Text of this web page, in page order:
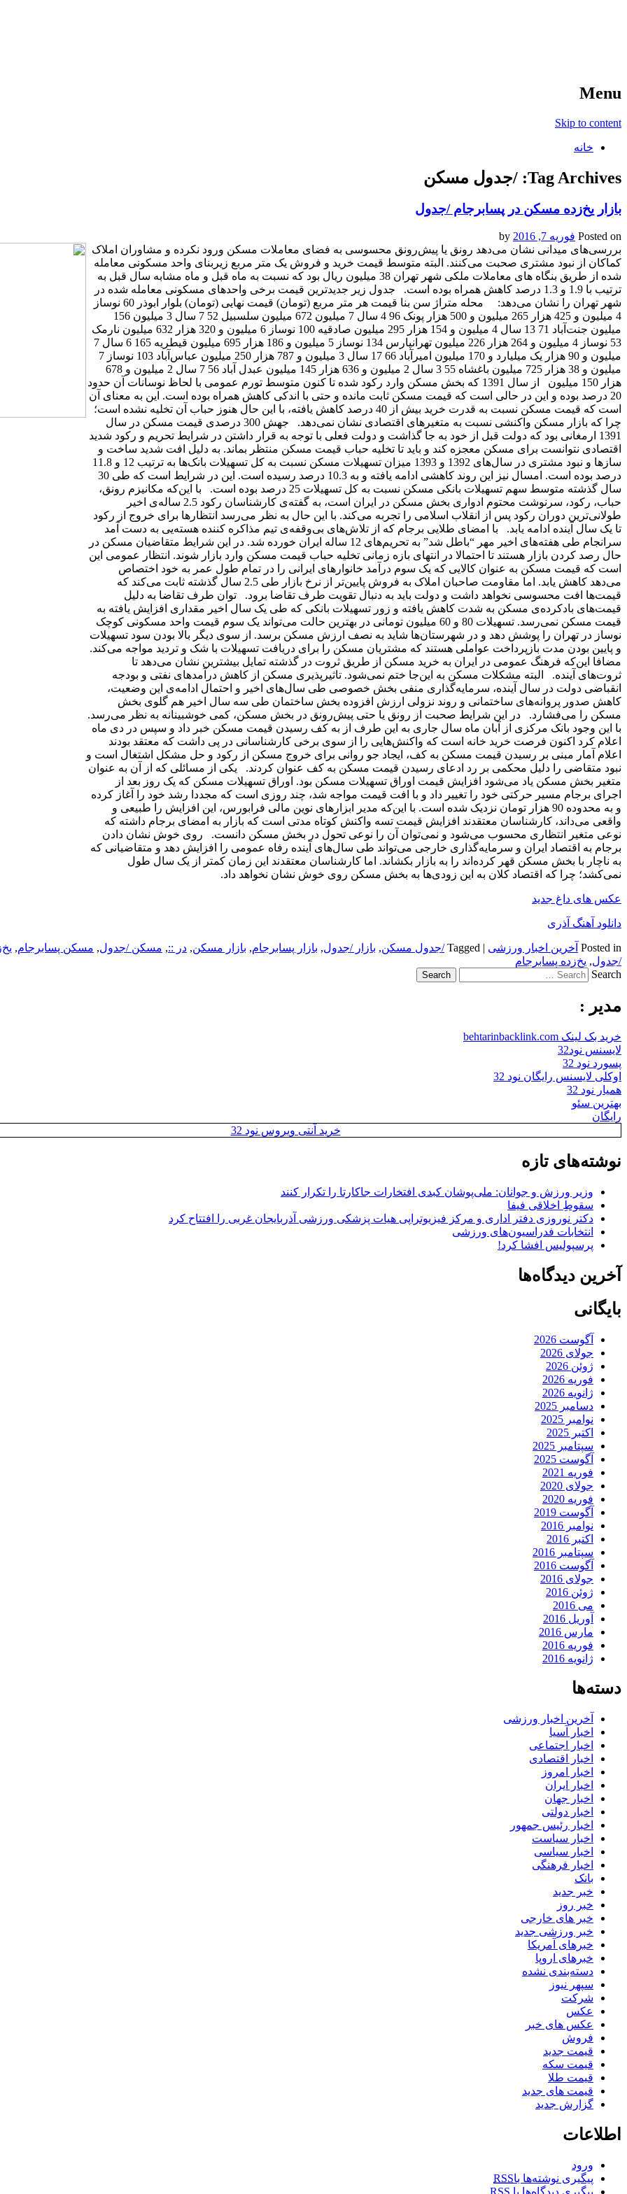
Menu
Skip to content
خانه
Tag Archives: /جدول مسکن
بازار یخ‌زده مسکن در پسابرجام /جدول
Posted on فوریه 7, 2016
بررسی‌های میدانی نشان می‌دهد رونق یا پیش‌رونق محسوسی به فضای معاملات مسکن ورود نکرده و مشاوران املاک
کماکان از نبود مشتری صحبت می‌کنند. البته متوسط قیمت خرید و فروش یک متر مربع زیربنای واحد مسکونی معامله
شده از طریق بنگاه های معاملات ملکی شهر تهران 38 میلیون ریال بود که نسبت به ماه قبل و ماه مشابه سال قبل به
ترتیب با 1.9 و 1.3 درصد کاهش همراه بوده است. جدول زیر جدیدترین قیمت برخی واحدهای مسکونی معامله شده در
شهر تهران را نشان می‌دهد: محله متراژ سن بنا قیمت هر متر مربع (تومان) قیمت نهایی (تومان) بلوار ابوذر 60 نوساز
4 میلیون و 425 هزار 265 میلیون و 500 هزار پونک 96 4 سال 7 میلیون 672 میلیون سلسبیل 52 7 سال 3 میلیون 156
میلیون جنت‌آباد 71 13 سال 4 میلیون و 154 هزار 295 میلیون صادقیه 100 نوساز 6 میلیون و 320 هزار 632 میلیون نارمک
53 نوساز 4 میلیون و 264 هزار 226 میلیون تهرانپارس 134 نوساز 5 میلیون و 186 هزار 695 میلیون قیطریه 165 6 سال 7
میلیون و 90 هزار یک میلیارد و 170 میلیون امیرآباد 66 17 سال 3 میلیون و 787 هزار 250 میلیون عباس‌آباد 103 نوساز 7
میلیون و 38 هزار 725 میلیون باغشاه 55 3 سال 2 میلیون و 636 هزار 145 میلیون عبدل آباد 56 7 سال 2 میلیون و 678
هزار 150 میلیون از سال 1391 که بخش مسکن وارد رکود شده تا کنون متوسط تورم عمومی با لحاظ نوسانات آن حدود
20 درصد بوده و این در حالی است که قیمت مسکن ثابت مانده و حتی با اندکی کاهش همراه بوده است. این به معنای آن
است که قیمت مسکن نسبت به قدرت خرید بیش از 40 درصد کاهش یافته، با این حال هنوز حباب آن تخلیه نشده است؛
چرا که بازار مسکن واکنشی نسبت به متغیرهای اقتصادی نشان نمی‌دهد. جهش 300 درصدی قیمت مسکن در سال
1391 ارمغانی بود که دولت قبل از خود به جا گذاشت و دولت فعلی با توجه به قرار داشتن در شرایط تحریم و رکود شدید
اقتصادی نتوانست برای مسکن معجزه کند و باید تا تخلیه حباب قیمت مسکن منتظر بماند. به دلیل افت شدید ساخت و
سازها و نبود مشتری در سال‌های 1392 و 1393 میزان تسهیلات مسکن نسبت به کل تسهیلات بانک‌ها به ترتیب 12 و 11.8
درصد بوده است. امسال نیز این روند کاهشی ادامه یافته و به 10.3 درصد رسیده است. این در شرایط است که طی 30
سال گذشته متوسط سهم تسهیلات بانکی مسکن نسبت به کل تسهیلات 25 درصد بوده است. با این‌که مکانیزم رونق،
حباب، رکود، سرنوشت محتوم ادواری بخش مسکن در ایران است، به گفته‌ی کارشناسان رکود 2.5 ساله‌ی اخیر
طولانی‌ترین دوران رکود پس از انقلاب اسلامی را تجربه می‌کند. با این حال به نظر می‌رسد انتظارها برای خروج از رکود
تا یک سال آینده ادامه یابد. با امضای طلایی برجام که از تلاش‌های بی‌وقفه‌ی تیم مذاکره کننده هسته‌یی به دست آمد
سرانجام طی هفته‌های اخیر مهر “باطل شد” به تحریم‌های 12 ساله ایران خورده شد. در این شرایط متقاضیان مسکن در
حال رصد کردن بازار هستند تا احتمالا در انتهای بازه زمانی تخلیه حباب قیمت مسکن وارد بازار شوند. انتظار عمومی این
است که قیمت مسکن به عنوان کالایی که یک سوم درآمد خانوارهای ایرانی را در تمام طول عمر به خود اختصاص
می‌دهد کاهش یابد. اما مقاومت صاحبان املاک به فروش پایین‌تر از نرخ بازار طی 2.5 سال گذشته ثابت می‌کند که
قیمت‌ها افت محسوسی نخواهد داشت و دولت باید به دنبال تقویت طرف تقاضا برود. توان طرف تقاضا به دلیل
قیمت‌های بادکرده‌ی مسکن به شدت کاهش یافته و زور تسهیلات بانکی که طی یک سال اخیر مقداری افزایش یافته به
قیمت مسکن نمی‌رسد. تسهیلات 80 و 60 میلیون تومانی در بهترین حالت می‌تواند یک سوم قیمت واحد مسکونی کوچک
نوساز در تهران را پوشش دهد و در شهرستان‌ها شاید به نصف ارزش مسکن برسد. از سوی دیگر بالا بودن سود تسهیلات
و پایین بودن مدت بازپرداخت عواملی هستند که مشتریان مسکن را برای دریافت تسهیلات با شک و تردید مواجه می‌کند.
مضافا این‌که فرهنگ عمومی در ایران به خرید مسکن از طریق ثروت در گذشته تمایل بیشترین نشان می‌دهد تا
ثروت‌های آینده. البته مشکلات مسکن به این‌جا ختم نمی‌شود. تاثیرپذیری مسکن از کاهش درآمدهای نفتی و بودجه
انقباضی دولت در سال آینده، سرمایه‌گذاری منفی بخش خصوصی طی سال‌های اخیر و احتمال ادامه‌ی این وضعیت،
کاهش صدور پروانه‌های ساختمانی و روند نزولی ارزش افزوده بخش ساختمان طی سه سال اخیر هم گلوی بخش
مسکن را می‌فشارد. در این شرایط صحبت از رونق یا حتی پیش‌رونق در بخش مسکن، کمی خوشبینانه به نظر می‌رسد.
با این وجود بانک مرکزی از آبان ماه سال جاری به این طرف از به کف رسیدن قیمت مسکن خبر داد و سپس در دی ماه
اعلام کرد اکنون فرصت خرید خانه است که واکنش‌هایی را از سوی برخی کارشناسانی در پی داشت که معتقد بودند
اعلام آمار مبنی بر رسیدن قیمت مسکن به کف، ایجاد جو روانی برای خروج مسکن از رکود و حل مشکل اشتغال است و
نبود متقاضی را دلیل محکمی بر رد ادعای رسیدن قیمت مسکن به کف عنوان کردند. یکی از مسائلی که از آن به عنوان
متغیر بخش مسکن یاد می‌شود افزایش قیمت اوراق تسهیلات مسکن بود. اوراق تسهیلات مسکن که یک روز بعد از
اجرای برجام مسیر حرکتی خود را تغییر داد و با افت قیمت مواجه شد، چند روزی است که مجددا رشد خود را آغاز کرده
و به محدوده 90 هزار تومان نزدیک شده است. با این‌که مدیر ابزارهای نوین مالی فرابورس، این افزایش را طبیعی و
واقعی می‌داند، کارشناسان معتقدند افزایش قیمت تسه واکنش کوتاه مدتی است که بازار به امضای برجام داشته که
نوعی متغیر انتظاری محسوب می‌شود و نمی‌توان آن را نوعی تحول در بخش مسکن دانست. روی خوش نشان دادن
برجام به اقتصاد ایران و سرمایه‌گذاری خارجی می‌تواند طی سال‌های آینده رفاه عمومی را افزایش دهد و متقاضیانی که
به ناچار با بخش مسکن قهر کرده‌اند را به بازار بکشاند. اما کارشناسان معتقدند این زمان کمتر از یک سال طول
نمی‌کشد؛ چرا که اقتصاد کلان به این زودی‌ها به بخش مسکن روی خوش نشان نخواهد داد.
عکس های داغ جدید
دانلود آهنگ آذری
Posted in آخرین اخبار ورزشی |
Tagged /جدول مسکن, بازار /جدول, بازار پسابرجام, بازار مسکن, در ::, مسکن /جدول, مسکن پسابرجام,
/جدول, یخ‌زده پسابرجام
Search
مدیر :
خرید بک لینک behtarinbacklink.com
لایسنس نود32
پسورد نود 32
اوکلی لایسنس رایگان نود 32
همیار نود 32
بهترین سئو
رایگان
خرید آنتی ویروس نود 32
نوشته‌های تازه
وزیر ورزش و جوانان: ملی‌پوشان کبدی افتخارات جاکارتا را تکرار کنند
سقوطِ اخلاقی فیفا
دکتر نوروزی دفتر اداری و مرکز فیزیوتراپی هیات پزشکی ورزشی آذربایجان غربی را افتتاح کرد
انتخابات فدراسیون‌های ورزشی
پرسپولیس افشا کرد!
آخرین دیدگاه‌ها
بایگانی
آگوست 2026
جولای 2026
ژوئن 2026
فوریه 2026
ژانویه 2026
دسامبر 2025
نوامبر 2025
اکتبر 2025
سپتامبر 2025
آگوست 2025
فوریه 2021
جولای 2020
فوریه 2020
آگوست 2019
نوامبر 2016
اکتبر 2016
سپتامبر 2016
آگوست 2016
جولای 2016
ژوئن 2016
می 2016
آوریل 2016
مارس 2016
فوریه 2016
ژانویه 2016
دسته‌ها
آخرین اخبار ورزشی
اخبار آسیا
اخبار اجتماعی
اخبار اقتصادی
اخبار امروز
اخبار ایران
اخبار جهان
اخبار دولتی
اخبار رئیس جمهور
اخبار سیاست
اخبار سیاسی
اخبار فرهنگی
بانک
خبر جدید
خبر روز
خبر های خارجی
خبر ورزشی جدید
خبرهای آمریکا
خبرهای اروپا
دسته‌بندی نشده
سپهر نیوز
شرکت
عکس
عکس های خبر
فروش
قیمت جدید
قیمت سکه
قیمت طلا
قیمت های جدید
گزارش جدید
اطلاعات
ورود
پیگیری نوشته‌ها باRSS